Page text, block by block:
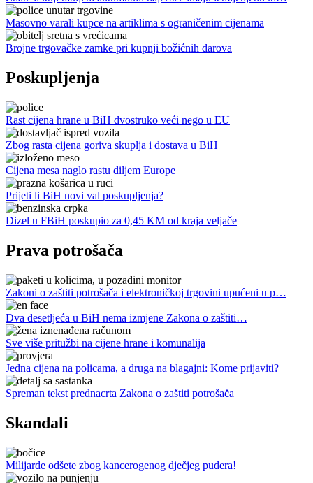
Masovno varali kupce na artiklima s ograničenim cijenama
Brojne trgovačke zamke pri kupnji božićnih darova
Poskupljenja
Rast cijena hrane u BiH dvostruko veći nego u EU
Zbog rasta cijena goriva skuplja i dostava u BiH
Cijena mesa naglo rastu diljem Europe
Prijeti li BiH novi val poskupljenja?
Dizel u FBiH poskupio za 0,45 KM od kraja veljače
Prava potrošača
Zakoni o zaštiti potrošača i elektroničkoj trgovini upućeni u p…
Dva desetljeća u BiH nema izmjene Zakona o zaštiti…
Sve više pritužbi na cijene hrane i komunalija
Jedna cijena na policama, a druga na blagajni: Kome prijaviti?
Spreman tekst prednacrta Zakona o zaštiti potrošača
Skandali
Milijarde odšete zbog kancerogenog dječjeg pudera!